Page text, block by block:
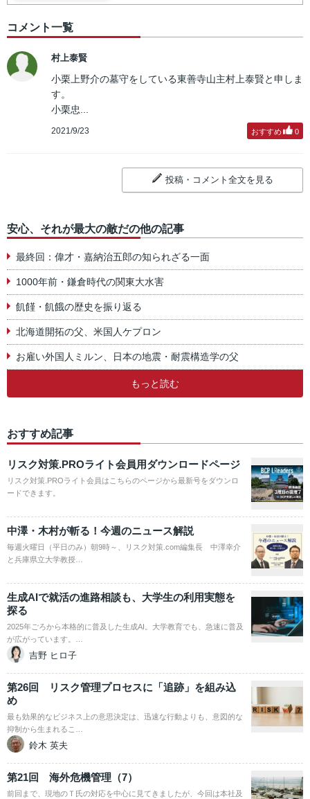
コメント一覧
村上泰賢
小栗上野介の墓守をしている東善寺山主村上泰賢と申しま
す。
小栗忠...
2021/9/23 おすすめ 0
投稿・コメント全文を見る
安心、それが最大の敵だの他の記事
最終回：偉才・嘉納治五郎の知られざる一面
1000年前・鎌倉時代の関東大水害
飢饉・飢餓の歴史を振り返る
北海道開拓の父、米国人ケプロン
お雇い外国人ミルン、日本の地震・耐震構造学の父
もっと読む
おすすめ記事
リスク対策.PROライト会員用ダウンロードページ
リスク対策.PROライト会員はこちらのページから最新号をダウンロ
ードできます。
中澤・木村が斬る！今週のニュース解説
毎週火曜日（平日のみ）朝9時～、リスク対策.com編集長 中澤幸介
と兵庫県立大学教授…
生成AIで就活の進路相談も、大学生の利用実態を
探る
2025年ごろから本格的に普及した生成AI。大学教育でも、急速に普及
が広がっています。…
吉野 ヒロ子
第26回 リスク管理プロセスに「追跡」を組み込
め
最も効果的なビジネス上の意思決定は、迅速な行動よりも、意図的な
抑制から生まれるこ…
鈴木 英夫
第21回 海外危機管理（7）
前回まで、現地のＴ氏の対応を中心に見てきましたが、今回は本社及